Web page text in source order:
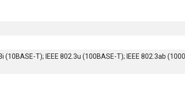
(10BASE-T); IEEE 802.3u (100BASE-T); IEEE 802.3ab